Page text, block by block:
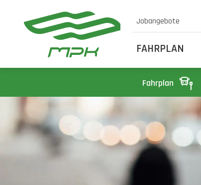
Jobangebote
FAHRPLAN
Fahrplan